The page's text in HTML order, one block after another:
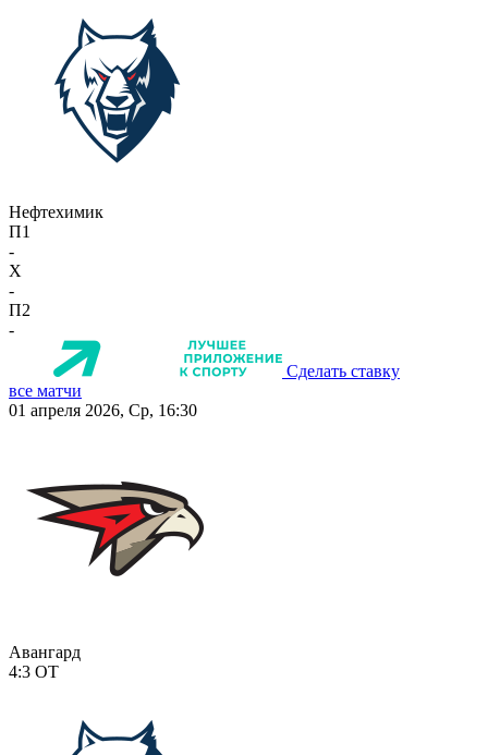
Нефтехимик
П1
-
X
-
П2
-
Сделать ставку
все матчи
01 апреля 2026, Ср, 16:30
Авангард
4:3 ОТ